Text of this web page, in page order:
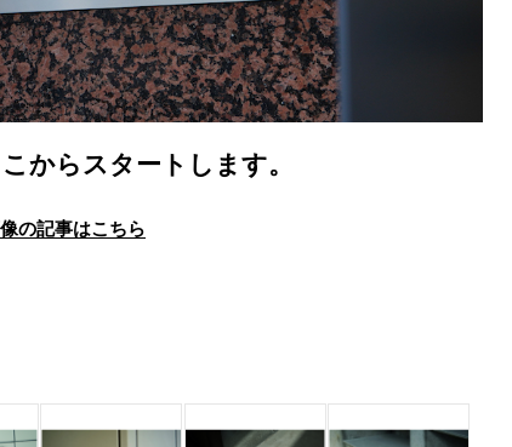
からスタートします。
の記事はこちら